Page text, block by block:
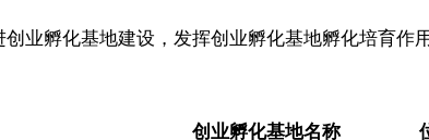
孵化基地建设，发挥创业孵化基地孵化培育作
创业孵化基地名称